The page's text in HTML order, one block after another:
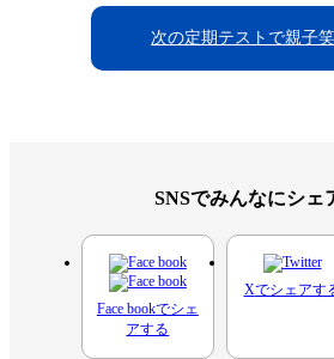
次の定期テストで親子笑
SNSでみんなにシェ
Face bookでシェ
アする
Xでシェアす